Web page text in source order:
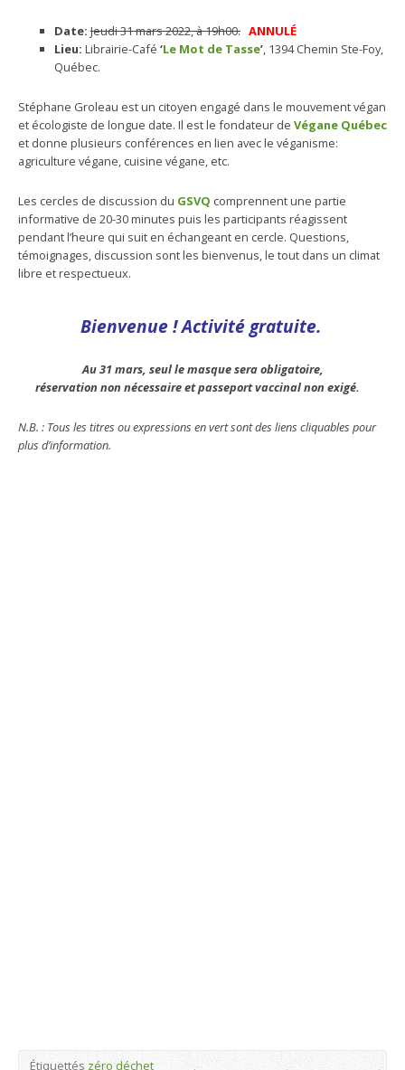
Date: Jeudi 31 mars 2022, à 19h00. ANNULÉ
Lieu: Librairie-Café ‘Le Mot de Tasse’, 1394 Chemin Ste-Foy,
Québec.
Stéphane Groleau est un citoyen engagé dans le mouvement végan
et écologiste de longue date. Il est le fondateur de Végane Québec
et donne plusieurs conférences en lien avec le véganisme:
agriculture végane, cuisine végane, etc.
Les cercles de discussion du GSVQ comprennent une partie
informative de 20-30 minutes puis les participants réagissent
pendant l’heure qui suit en échangeant en cercle. Questions,
témoignages, discussion sont les bienvenus, le tout dans un climat
libre et respectueux.
Bienvenue ! Activité gratuite.
Au 31 mars, seul le masque sera obligatoire,
réservation non nécessaire etpasseport vaccinal non exigé.
N.B. : Tous les titres ou expressions en vert sont des liens cliquables pour
plus d’information.
Étiquettészéro déchet